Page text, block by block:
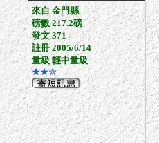
來自 金門縣
磅數 217.2磅
發文 371
註冊 2005/6/14
量級 輕中量級
★★☆